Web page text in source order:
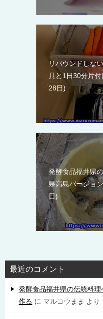
リバウンドしな
具と1日30分片
28日
発酵食品福井県
県高島バージョ
日
最近のコメント
発酵食品福井県の伝統料
作る に マルコウまま より